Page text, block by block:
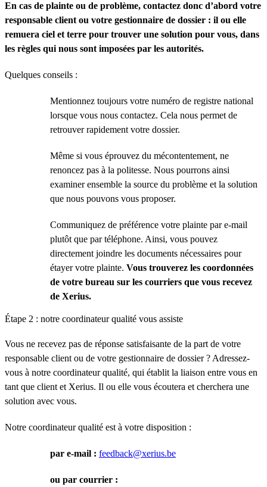
En cas de plainte ou de problème, contactez donc d’abord votre
responsable client ou votre gestionnaire de dossier : il ou elle
remuera ciel et terre pour trouver une solution pour vous, dans
les règles qui nous sont imposées par les autorités.
Quelques conseils :
Mentionnez toujours votre numéro de registre national
lorsque vous nous contactez. Cela nous permet de
retrouver rapidement votre dossier.
Même si vous éprouvez du mécontentement, ne
renoncez pas à la politesse. Nous pourrons ainsi
examiner ensemble la source du problème et la solution
que nous pouvons vous proposer.
Communiquez de préférence votre plainte par e-mail
plutôt que par téléphone. Ainsi, vous pouvez
directement joindre les documents nécessaires pour
étayer votre plainte. Vous trouverez les coordonnées
de votre bureau sur les courriers que vous recevez
de Xerius.
Étape 2 : notre coordinateur qualité vous assiste
Vous ne recevez pas de réponse satisfaisante de la part de votre
responsable client ou de votre gestionnaire de dossier ? Adressez-
vous à notre coordinateur qualité, qui établit la liaison entre vous en
tant que client et Xerius. Il ou elle vous écoutera et cherchera une
solution avec vous.
Notre coordinateur qualité est à votre disposition :
par e-mail : feedback@xerius.be
ou par courrier :